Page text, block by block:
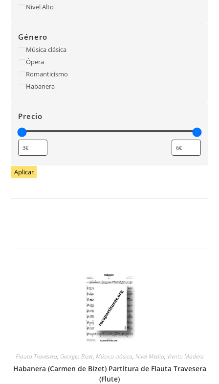
Nivel Alto
Género
Música clásica
Ópera
Romanticismo
Habanera
Precio
Aplicar
Flauta Travesera, Georges Bizet, Música clásica, Nivel Medio, Viento Madera
Habanera (Carmen de Bizet) Partitura de Flauta Travesera
(Flute)